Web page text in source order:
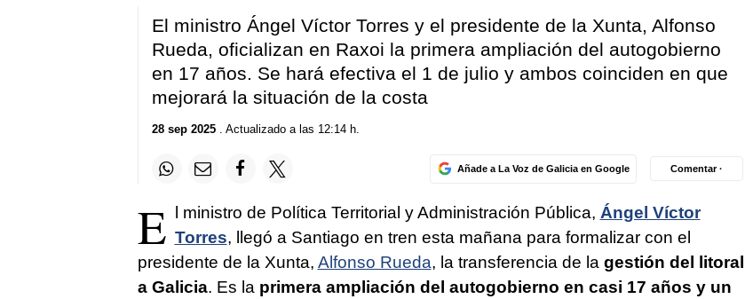
Volume
El ministro Ángel Víctor Torres y el presidente de la Xunta, Alfonso
Rueda, oficializan en Raxoi la primera ampliación del autogobierno
en 17 años. Se hará efectiva el 1 de julio y ambos coinciden en que
mejorará la situación de la costa
28 sep 2025. Actualizado a las 12:14 h.
Añade a La Voz de Galicia en Google Comentar ·
E l ministro de Política Territorial y Administración Pública, Ángel Víctor
Torres, llegó a Santiago en tren esta mañana para formalizar con el
presidente de la Xunta, Alfonso Rueda, la transferencia de la gestión del litoral
a Galicia. Es laprimera ampliación del autogobierno en casi 17 años y un